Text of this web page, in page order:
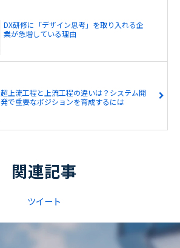
DX研修に「デザイン思考」を取り入れる企
業が急増している理由
超上流工程と上流工程の違いは？システム開
発で重要なポジションを育成するには
関連記事
ツイート